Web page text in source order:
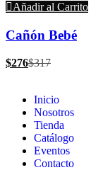
Añadir al Carrito
Cañón Bebé
$276$317
Inicio
Nosotros
Tienda
Catálogo
Eventos
Contacto